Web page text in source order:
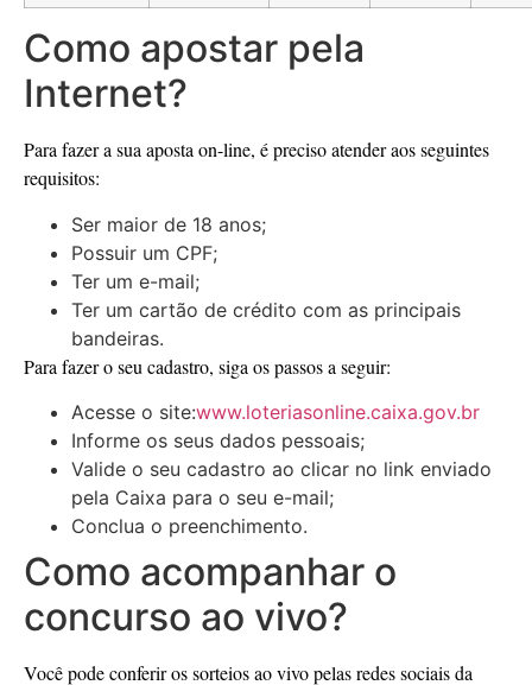
Como apostar pela
Internet?
Para fazer a sua aposta on-line, é preciso atender aos seguintes
requisitos:
Ser maior de 18 anos;
Possuir um CPF;
Ter um e-mail;
Ter um cartão de crédito com as principais
bandeiras.
Para fazer o seu cadastro, siga os passos a seguir:
Acesse o site:www.loteriasonline.caixa.gov.br
Informe os seus dados pessoais;
Valide o seu cadastro ao clicar no link enviado
pela Caixa para o seu e-mail;
Conclua o preenchimento.
Como acompanhar o
concurso ao vivo?
Você pode conferir os sorteios ao vivo pelas redes sociais da